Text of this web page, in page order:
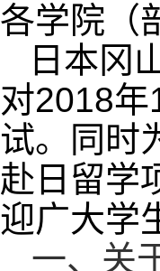
各学院（
日本冈
对2018
试。同时
赴日留学
迎广大学
一、关